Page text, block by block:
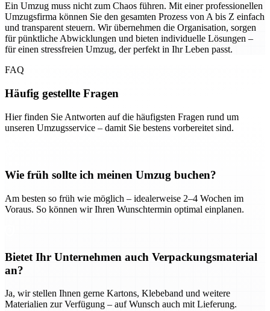
Ein Umzug muss nicht zum Chaos führen. Mit einer professionellen
Umzugsfirma können Sie den gesamten Prozess von A bis Z einfach
und transparent steuern. Wir übernehmen die Organisation, sorgen
für pünktliche Abwicklungen und bieten individuelle Lösungen –
für einen stressfreien Umzug, der perfekt in Ihr Leben passt.
FAQ
Häufig gestellte Fragen
Hier finden Sie Antworten auf die häufigsten Fragen rund um
unseren Umzugsservice – damit Sie bestens vorbereitet sind.
Wie früh sollte ich meinen Umzug buchen?
Am besten so früh wie möglich – idealerweise 2–4 Wochen im
Voraus. So können wir Ihren Wunschtermin optimal einplanen.
Bietet Ihr Unternehmen auch Verpackungsmaterial
an?
Ja, wir stellen Ihnen gerne Kartons, Klebeband und weitere
Materialien zur Verfügung – auf Wunsch auch mit Lieferung.